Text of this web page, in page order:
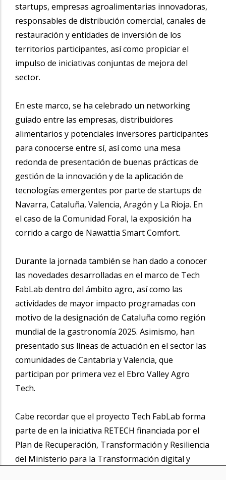
startups, empresas agroalimentarias innovadoras,
responsables de distribución comercial, canales de
restauración y entidades de inversión de los
territorios participantes, así como propiciar el
impulso de iniciativas conjuntas de mejora del
sector.
En este marco, se ha celebrado un networking
guiado entre las empresas, distribuidores
alimentarios y potenciales inversores participantes
para conocerse entre sí, así como una mesa
redonda de presentación de buenas prácticas de
gestión de la innovación y de la aplicación de
tecnologías emergentes por parte de startups de
Navarra, Cataluña, Valencia, Aragón y La Rioja. En
el caso de la Comunidad Foral, la exposición ha
corrido a cargo de Nawattia Smart Comfort.
Durante la jornada también se han dado a conocer
las novedades desarrolladas en el marco de Tech
FabLab dentro del ámbito agro, así como las
actividades de mayor impacto programadas con
motivo de la designación de Cataluña como región
mundial de la gastronomía 2025. Asimismo, han
presentado sus líneas de actuación en el sector las
comunidades de Cantabria y Valencia, que
participan por primera vez el Ebro Valley Agro
Tech.
Cabe recordar que el proyecto Tech FabLab forma
parte de en la iniciativa RETECH financiada por el
Plan de Recuperación, Transformación y Resiliencia
del Ministerio para la Transformación digital y